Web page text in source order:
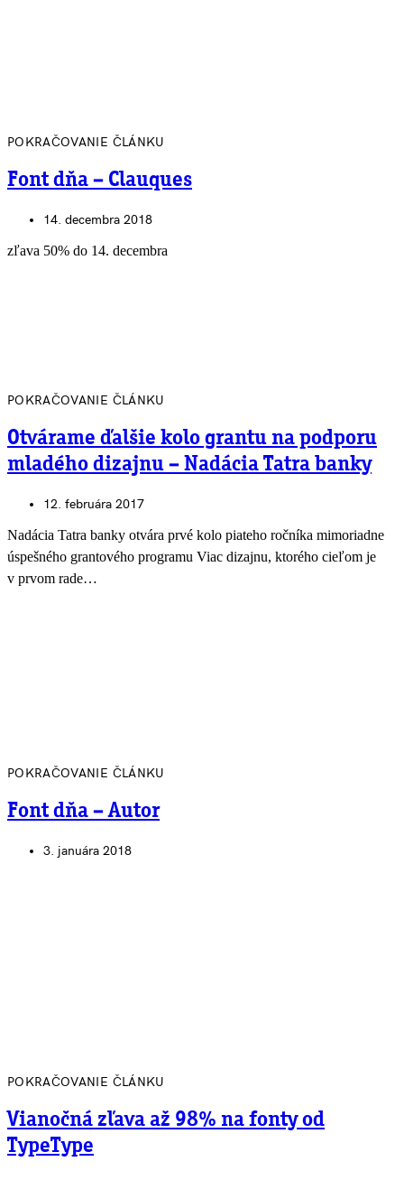
POKRAČOVANIE ČLÁNKU
Font dňa – Clauques
14. decembra 2018
zľava 50% do 14. decembra
POKRAČOVANIE ČLÁNKU
Otvárame ďalšie kolo grantu na podporu
mladého dizajnu – Nadácia Tatra banky
12. februára 2017
Nadácia Tatra banky otvára prvé kolo piateho ročníka mimoriadne
úspešného grantového programu Viac dizajnu, ktorého cieľom je
v prvom rade…
POKRAČOVANIE ČLÁNKU
Font dňa – Autor
3. januára 2018
POKRAČOVANIE ČLÁNKU
Vianočná zľava až 98% na fonty od
TypeType